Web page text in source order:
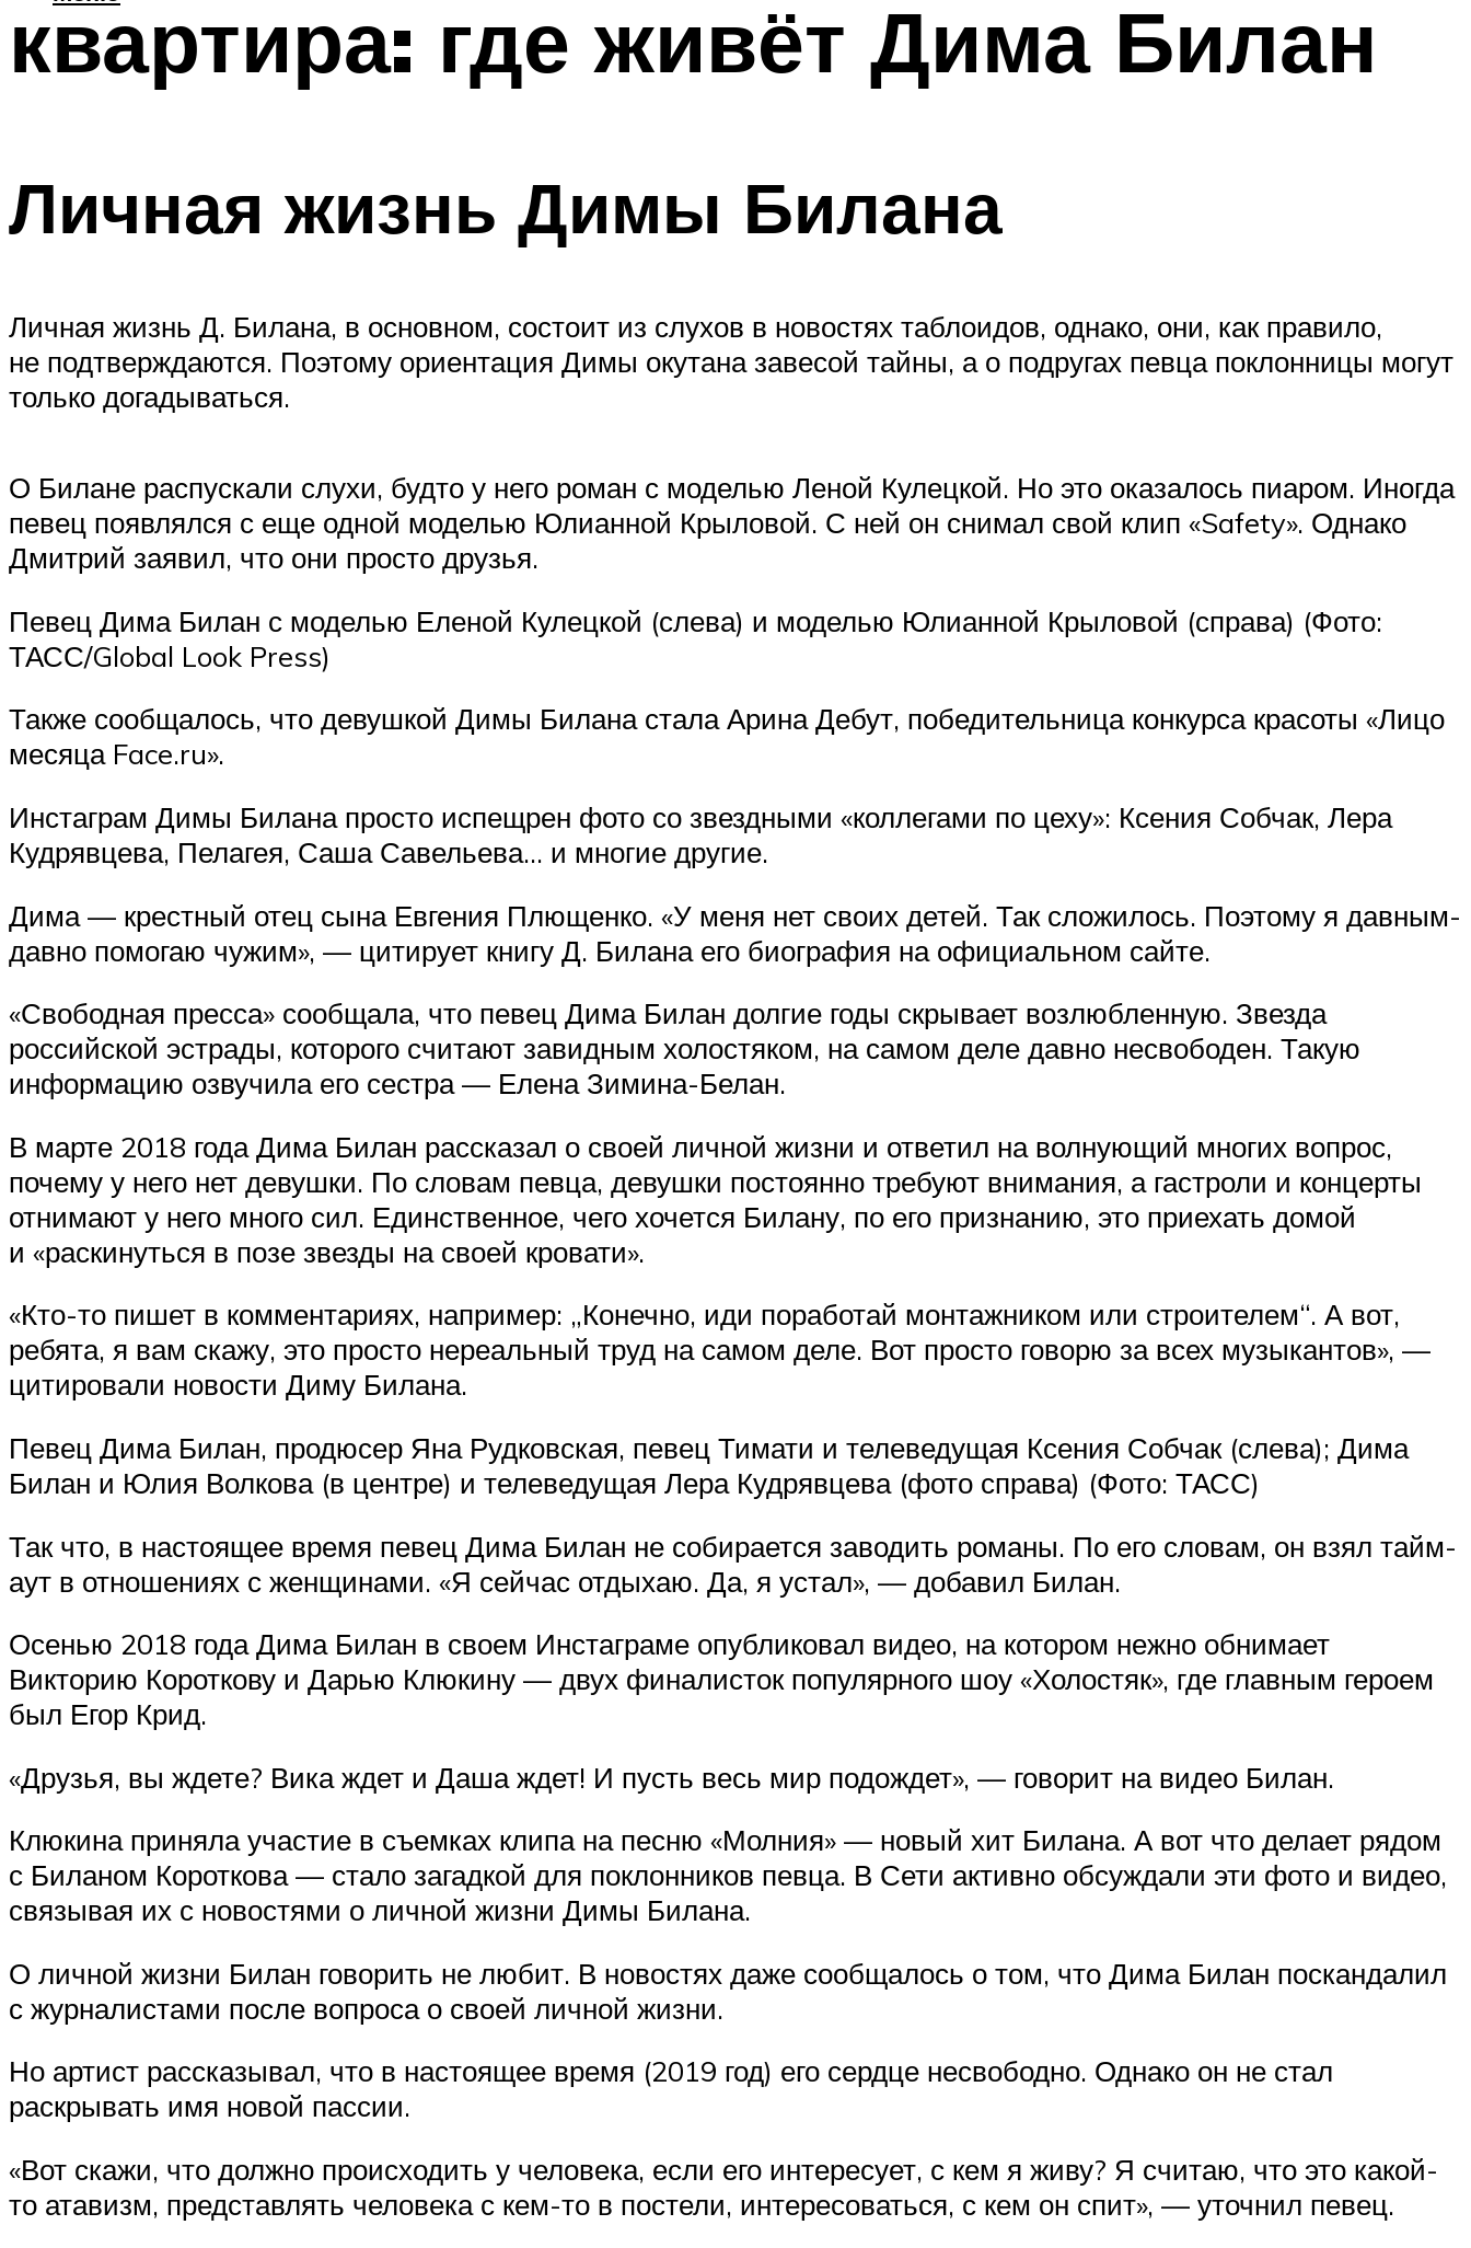
квартира: где живёт Дима Билан
Личная жизнь Димы Билана
Личная жизнь Д. Билана, в основном, состоит из слухов в новостях таблоидов, однако, они, как правило,
не подтверждаются. Поэтому ориентация Димы окутана завесой тайны, а о подругах певца поклонницы могут
только догадываться.
О Билане распускали слухи, будто у него роман с моделью Леной Кулецкой. Но это оказалось пиаром. Иногда
певец появлялся с еще одной моделью Юлианной Крыловой. С ней он снимал свой клип «Safety». Однако
Дмитрий заявил, что они просто друзья.
Певец Дима Билан с моделью Еленой Кулецкой (слева) и моделью Юлианной Крыловой (справа) (Фото:
ТАСС/Global Look Press)
Также сообщалось, что девушкой Димы Билана стала Арина Дебут, победительница конкурса красоты «Лицо
месяца Face.ru».
Инстаграм Димы Билана просто испещрен фото со звездными «коллегами по цеху»: Ксения Собчак, Лера
Кудрявцева, Пелагея, Саша Савельева… и многие другие.
Дима — крестный отец сына Евгения Плющенко. «У меня нет своих детей. Так сложилось. Поэтому я давным-
давно помогаю чужим», — цитирует книгу Д. Билана его биография на официальном сайте.
«Свободная пресса» сообщала, что певец Дима Билан долгие годы скрывает возлюбленную. Звезда
российской эстрады, которого считают завидным холостяком, на самом деле давно несвободен. Такую
информацию озвучила его сестра — Елена Зимина-Белан.
В марте 2018 года Дима Билан рассказал о своей личной жизни и ответил на волнующий многих вопрос,
почему у него нет девушки. По словам певца, девушки постоянно требуют внимания, а гастроли и концерты
отнимают у него много сил. Единственное, чего хочется Билану, по его признанию, это приехать домой
и «раскинуться в позе звезды на своей кровати».
«Кто-то пишет в комментариях, например: „Конечно, иди поработай монтажником или строителем“. А вот,
ребята, я вам скажу, это просто нереальный труд на самом деле. Вот просто говорю за всех музыкантов», —
цитировали новости Диму Билана.
Певец Дима Билан, продюсер Яна Рудковская, певец Тимати и телеведущая Ксения Собчак (слева); Дима
Билан и Юлия Волкова (в центре) и телеведущая Лера Кудрявцева (фото справа) (Фото: ТАСС)
Так что, в настоящее время певец Дима Билан не собирается заводить романы. По его словам, он взял тайм-
аут в отношениях с женщинами. «Я сейчас отдыхаю. Да, я устал», — добавил Билан.
Осенью 2018 года Дима Билан в своем Инстаграме опубликовал видео, на котором нежно обнимает
Викторию Короткову и Дарью Клюкину — двух финалисток популярного шоу «Холостяк», где главным героем
был Егор Крид.
«Друзья, вы ждете? Вика ждет и Даша ждет! И пусть весь мир подождет», — говорит на видео Билан.
Клюкина приняла участие в съемках клипа на песню «Молния» — новый хит Билана. А вот что делает рядом
с Биланом Короткова — стало загадкой для поклонников певца. В Сети активно обсуждали эти фото и видео,
связывая их с новостями о личной жизни Димы Билана.
О личной жизни Билан говорить не любит. В новостях даже сообщалось о том, что Дима Билан поскандалил
с журналистами после вопроса о своей личной жизни.
Но артист рассказывал, что в настоящее время (2019 год) его сердце несвободно. Однако он не стал
раскрывать имя новой пассии.
«Вот скажи, что должно происходить у человека, если его интересует, с кем я живу? Я считаю, что это какой-
то атавизм, представлять человека с кем-то в постели, интересоваться, с кем он спит», — уточнил певец.